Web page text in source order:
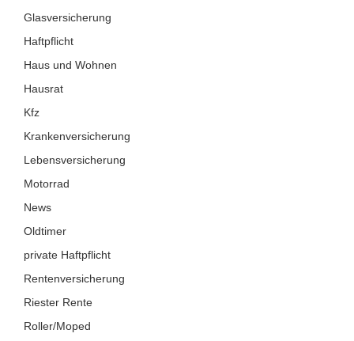
Glasversicherung
Haftpflicht
Haus und Wohnen
Hausrat
Kfz
Krankenversicherung
Lebensversicherung
Motorrad
News
Oldtimer
private Haftpflicht
Rentenversicherung
Riester Rente
Roller/Moped